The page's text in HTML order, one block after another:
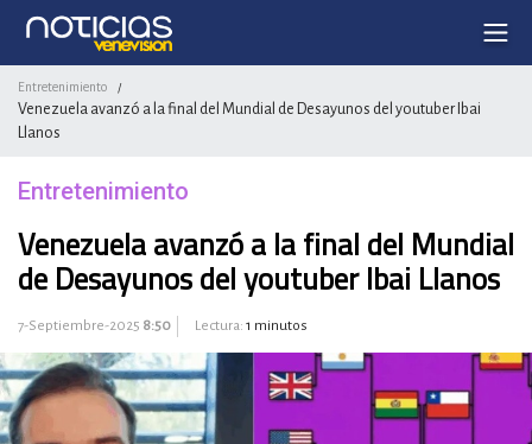
Entretenimiento /
Venezuela avanzó a la final del Mundial de Desayunos del youtuber Ibai
Llanos
Entretenimiento
Venezuela avanzó a la final del Mundial
de Desayunos del youtuber Ibai Llanos
7-Septiembre-2025 8:50 Lectura: 1 minutos